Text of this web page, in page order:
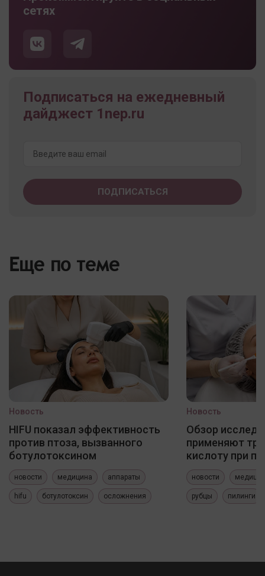
сетях
Подписаться на ежедневный
дайджест 1nep.ru
Еще по теме
Новость
HIFU показал эффективность
против птоза, вызванного
ботулотоксином
новости медицина аппараты
hifu ботулотоксин осложнения
Новость
Обзор
применяют
кислоту при
новости
рубцы пилинги